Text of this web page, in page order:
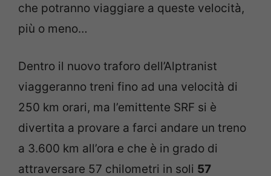
che potranno viaggiare a queste velocità,
più o meno…
Dentro il nuovo traforo dell’Alptranist
viaggeranno treni fino ad una velocità di
250 km orari, ma l’emittente SRF si è
divertita a provare a farci andare un treno
a 3.600 km all’ora e che è in grado di
attraversare 57 chilometri in soli 57